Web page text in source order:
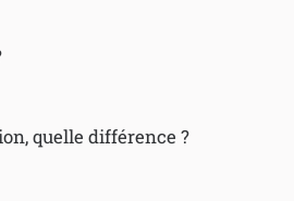
quelle différence ?